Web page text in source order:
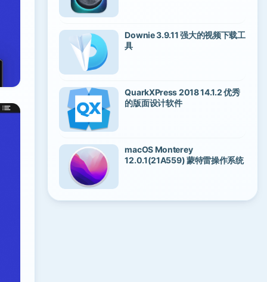
Downie 3.9.11 强大的视频下载工
具
QuarkXPress 2018 14.1.2 优秀
的版面设计软件
macOS Monterey
12.0.1(21A559) 蒙特雷操作系统